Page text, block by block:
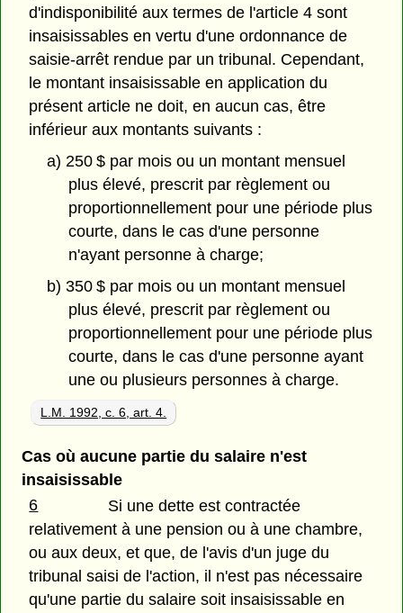
d'indisponibilité aux termes de l'article 4 sont
insaisissables en vertu d'une ordonnance de
saisie-arrêt rendue par un tribunal. Cependant,
le montant insaisissable en application du
présent article ne doit, en aucun cas, être
inférieur aux montants suivants :
a) 250 $ par mois ou un montant mensuel
plus élevé, prescrit par règlement ou
proportionnellement pour une période plus
courte, dans le cas d'une personne
n'ayant personne à charge;
b) 350 $ par mois ou un montant mensuel
plus élevé, prescrit par règlement ou
proportionnellement pour une période plus
courte, dans le cas d'une personne ayant
une ou plusieurs personnes à charge.
L.M. 1992, c. 6, art. 4.
Cas où aucune partie du salaire n'est
insaisissable
6
Si une dette est contractée
relativement à une pension ou à une chambre,
ou aux deux, et que, de l'avis d'un juge du
tribunal saisi de l'action, il n'est pas nécessaire
qu'une partie du salaire soit insaisissable en